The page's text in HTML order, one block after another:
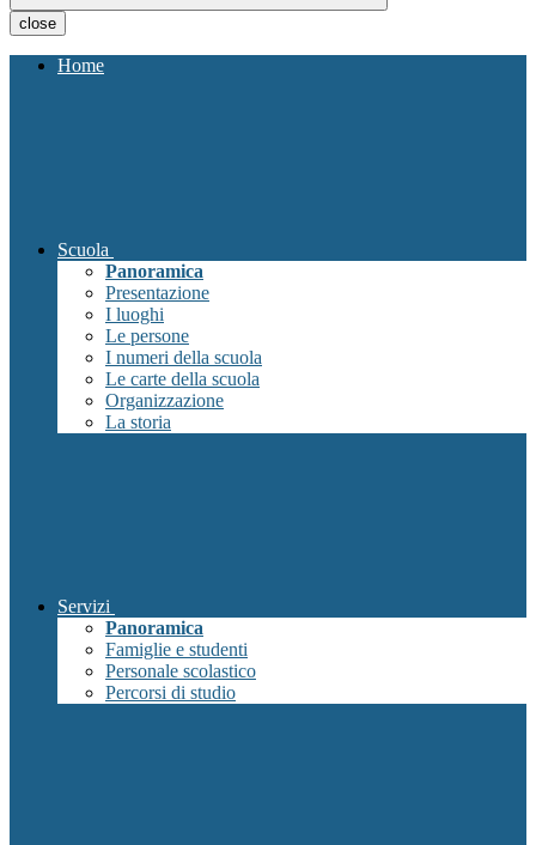
close
Home
Scuola
Panoramica
Presentazione
I luoghi
Le persone
I numeri della scuola
Le carte della scuola
Organizzazione
La storia
Servizi
Panoramica
Famiglie e studenti
Personale scolastico
Percorsi di studio